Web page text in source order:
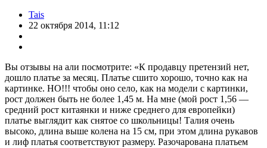
Tais
22 октября 2014, 11:12
Вы отзывы на али посмотрите: «К продавцу претензий нет,
дошло платье за месяц. Платье сшито хорошо, точно как на
картинке. НО!!! чтобы оно село, как на модели с картинки,
рост должен быть не более 1,45 м. На мне (мой рост 1,56 —
средний рост китаянки и ниже среднего для европейки)
платье выглядит как снятое со школьницы! Талия очень
высоко, длина выше колена на 15 см, при этом длина рукавов
и лиф платья соответствуют размеру. Разочарована платьем